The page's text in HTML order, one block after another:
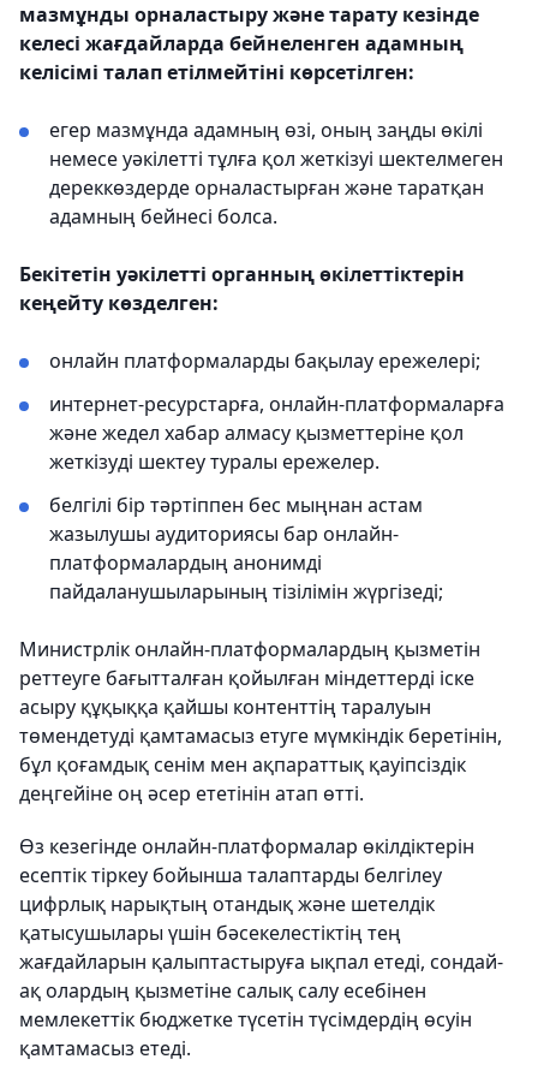
мазмұнды орналастыру және тарату кезінде
келесі жағдайларда бейнеленген адамның
келісімі талап етілмейтіні көрсетілген:
егер мазмұнда адамның өзі, оның заңды өкілі
немесе уәкілетті тұлға қол жеткізуі шектелмеген
дереккөздерде орналастырған және таратқан
адамның бейнесі болса.
Бекітетін уәкілетті органның өкілеттіктерін
кеңейту көзделген:
онлайн платформаларды бақылау ережелері;
интернет-ресурстарға, онлайн-платформаларға
және жедел хабар алмасу қызметтеріне қол
жеткізуді шектеу туралы ережелер.
белгілі бір тәртіппен бес мыңнан астам
жазылушы аудиториясы бар онлайн-
платформалардың анонимді
пайдаланушыларының тізілімін жүргізеді;
Министрлік онлайн-платформалардың қызметін
реттеуге бағытталған қойылған міндеттерді іске
асыру құқыққа қайшы контенттің таралуын
төмендетуді қамтамасыз етуге мүмкіндік беретінін,
бұл қоғамдық сенім мен ақпараттық қауіпсіздік
деңгейіне оң әсер ететінін атап өтті.
Өз кезегінде онлайн-платформалар өкілдіктерін
есептік тіркеу бойынша талаптарды белгілеу
цифрлық нарықтың отандық және шетелдік
қатысушылары үшін бәсекелестіктің тең
жағдайларын қалыптастыруға ықпал етеді, сондай-
ақ олардың қызметіне салық салу есебінен
мемлекеттік бюджетке түсетін түсімдердің өсуін
қамтамасыз етеді.